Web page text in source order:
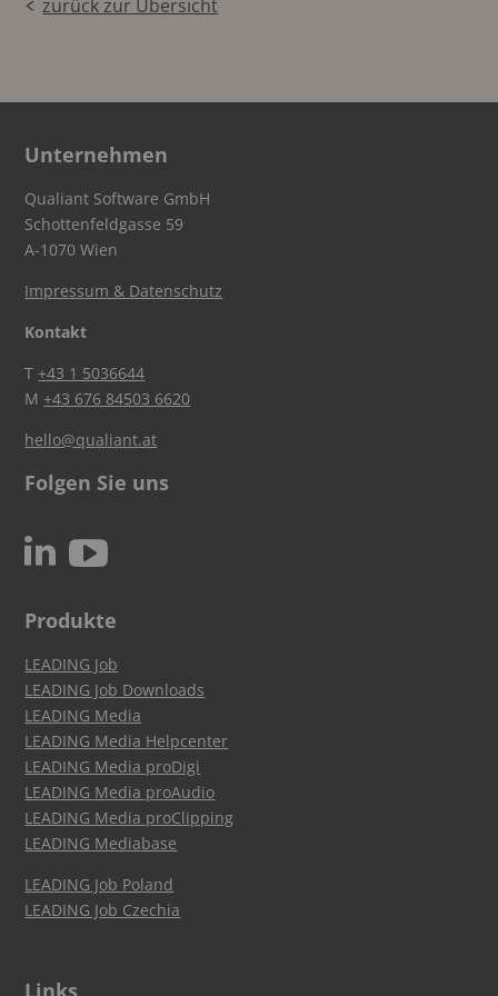
zurück zur Übersicht
Unternehmen
Qualiant Software GmbH
Schottenfeldgasse 59
A-1070 Wien
Impressum & Datenschutz
Kontakt
T+43 1 5036644
M+43 676 84503 6620
hello@qualiant.at
Folgen Sie uns
N c
Produkte
LEADING Job
LEADING Job Downloads
LEADING Media
LEADING Media Helpcenter
LEADING Media proDigi
LEADING Media proAudio
LEADING Media proClipping
LEADING Mediabase
LEADING Job Poland
LEADING Job Czechia
Links